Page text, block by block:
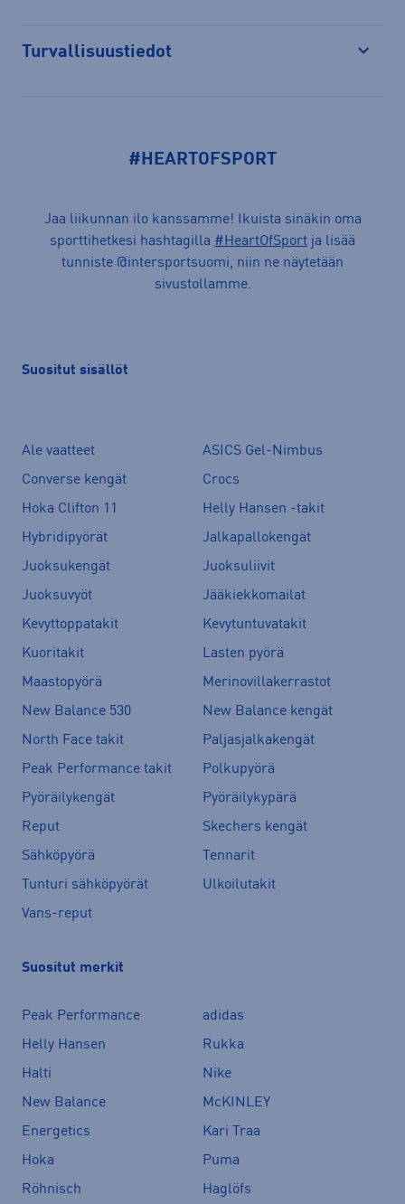
Turvallisuustiedot
#HEARTOFSPORT
Jaa liikunnan ilo kanssamme! Ikuista sinäkin oma
sporttihetkesi hashtagilla #HeartOfSport ja lisää
tunniste @intersportsuomi, niin ne näytetään
sivustollamme.
Suositut sisällöt
Ale vaatteet
ASICS Gel-Nimbus
Converse kengät
Crocs
Hoka Clifton 11
Helly Hansen -takit
Hybridipyörät
Jalkapallokengät
Juoksukengät
Juoksuliivit
Juoksuvyöt
Jääkiekkomailat
Kevyttoppatakit
Kevytuntuvatakit
Kuoritakit
Lasten pyörä
Maastopyörä
Merinovillakerrastot
New Balance 530
New Balance kengät
North Face takit
Paljasjalkakengät
Peak Performance takit
Polkupyörä
Pyöräilykengät
Pyöräilykypärä
Reput
Skechers kengät
Sähköpyörä
Tennarit
Tunturi sähköpyörät
Ulkoilutakit
Vans-reput
Suositut merkit
Peak Performance
adidas
Helly Hansen
Rukka
Halti
Nike
New Balance
McKINLEY
Energetics
Kari Traa
Hoka
Puma
Röhnisch
Haglöfs